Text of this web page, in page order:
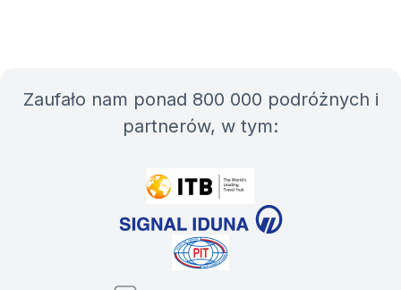
Zaufało nam ponad 800 000 podróżnych i
partnerów, w tym: